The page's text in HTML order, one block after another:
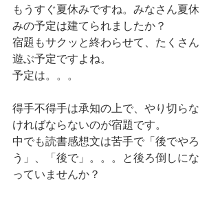
もうすぐ夏休みですね。みなさん夏休
みの予定は建てられましたか？
宿題もサクッと終わらせて、たくさん
遊ぶ予定ですよね。
予定は。。。
得手不得手は承知の上で、やり切らな
ければならないのが宿題です。
中でも読書感想文は苦手で「後でやろ
う」、「後で」。。。と後ろ倒しにな
っていませんか？